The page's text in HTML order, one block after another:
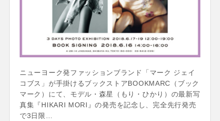
ニューヨーク発ファッションブランド「マーク ジェイ
コブス」が手掛けるブックストアBOOKMARC（ブック
マーク）にて、モデル・森星（もり・ひかり）の最新写
真集『HIKARI MORI』の発売を記念し、完全先行発売
で3日限…